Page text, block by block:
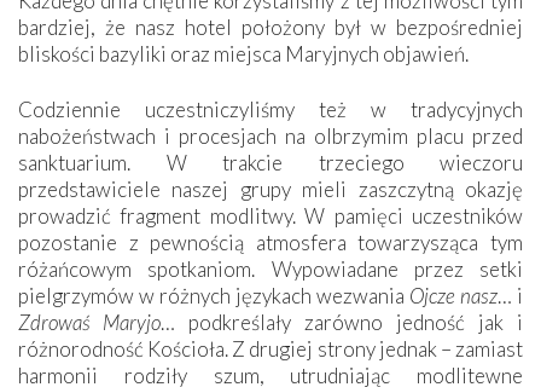
bardziej, że nasz hotel położony był w bezpośredniej
bliskości bazyliki oraz miejsca Maryjnych objawień.
Codziennie uczestniczyliśmy też w tradycyjnych
nabożeństwach i procesjach na olbrzymim placu przed
sanktuarium. W trakcie trzeciego wieczoru
przedstawiciele naszej grupy mieli zaszczytną okazję
prowadzić fragment modlitwy. W pamięci uczestników
pozostanie z pewnością atmosfera towarzysząca tym
różańcowym spotkaniom. Wypowiadane przez setki
pielgrzymów w różnych językach wezwania Ojcze nasz… i
Zdrowaś Maryjo… podkreślały zarówno jedność jak i
różnorodność Kościoła. Z drugiej strony jednak – zamiast
harmonii rodziły szum, utrudniając modlitewne